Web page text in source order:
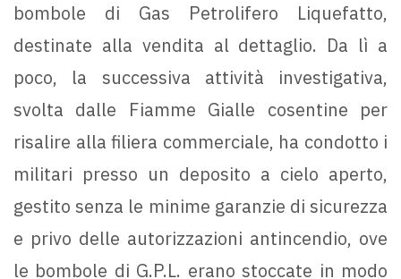
bombole di Gas Petrolifero Liquefatto,
destinate alla vendita al dettaglio. Da lì a
poco, la successiva attività investigativa,
svolta dalle Fiamme Gialle cosentine per
risalire alla filiera commerciale, ha condotto i
militari presso un deposito a cielo aperto,
gestito senza le minime garanzie di sicurezza
e privo delle autorizzazioni antincendio, ove
le bombole di G.P.L. erano stoccate in modo